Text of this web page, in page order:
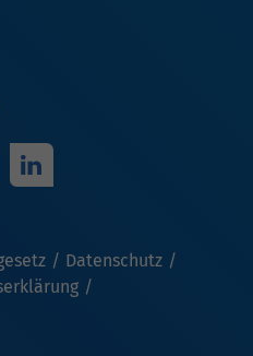
Datenschutz